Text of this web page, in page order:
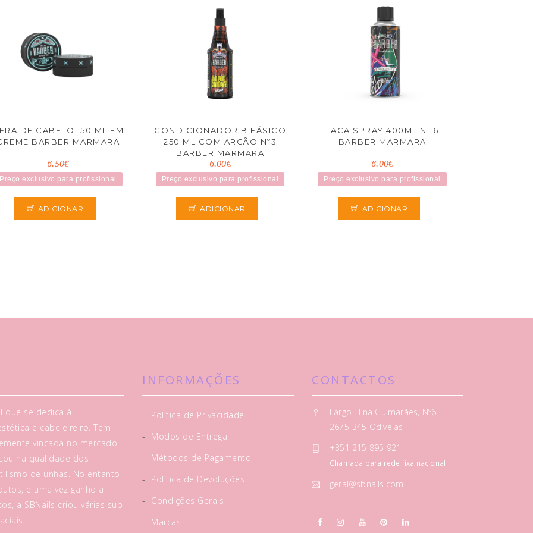
DE CABELO 150 ML EM
BARBER MARMARA
6.50€
Preço exclusivo para profissional
ADICIONAR
CONDICIONADOR BIFÁSICO
250 ML COM ARGÃO Nº3
BARBER MARMARA
6.00€
Preço exclusivo para profissional
ADICIONAR
LACA SPRAY 400ML N.16
BARBER MARMARA
6.00€
Preço exclusivo para profissional
ADICIONAR
que se dedica à
e cabeleireiro. Tem
vincada no mercado
na qualidade dos
de unhas. No entanto
e uma vez ganho a
a SBNails criou várias sub
INFORMAÇÕES
-
Política de Privacidade
-
Modos de Entrega
-
Métodos de Pagamento
-
Política de Devoluções
-
Condições Gerais
-
Marcas
CONTACTOS
Largo Elina Guimarães, Nº6
2675-345 Odivelas
+351 215 895 921
Chamada para rede fixa nacional
geral@sbnails.com